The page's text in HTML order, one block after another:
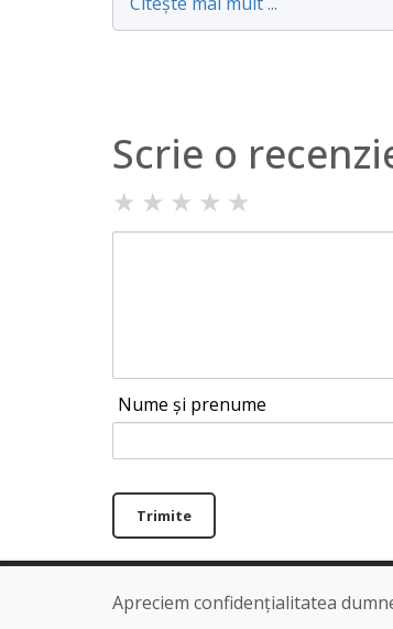
Scrie o
★ ★ ★ ★ ★
Nume și prenume
Trimite
Linia de asistență
Apreciem confidențialitatea